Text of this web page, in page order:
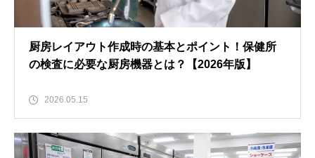
厨房レイアウト作成時の基本とポイント！保健所
の検査に必要な厨房機器とは？【2026年版】
2026.05.15